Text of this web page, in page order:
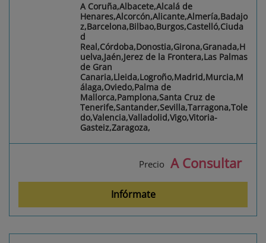
A Coruña,Albacete,Alcalá de
Henares,Alcorcón,Alicante,Almería,Badajo
z,Barcelona,Bilbao,Burgos,Castelló,Ciuda
d
Real,Córdoba,Donostia,Girona,Granada,H
uelva,Jaén,Jerez de la Frontera,Las Palmas
de Gran
Canaria,Lleida,Logroño,Madrid,Murcia,M
álaga,Oviedo,Palma de
Mallorca,Pamplona,Santa Cruz de
Tenerife,Santander,Sevilla,Tarragona,Tole
do,Valencia,Valladolid,Vigo,Vitoria-
Gasteiz,Zaragoza,
Precio A Consultar
Infórmate